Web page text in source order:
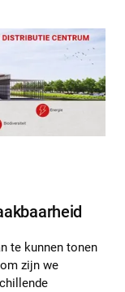
te kunnen tonen
zijn we